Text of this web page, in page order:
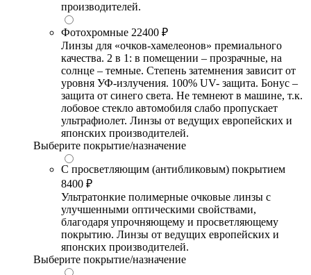
производителей.
Фотохромные 22400 ₽
Линзы для «очков-хамелеонов» премиального
качества. 2 в 1: в помещении – прозрачные, на
солнце – темные. Степень затемнения зависит от
уровня УФ-излучения. 100% UV- защита. Бонус –
защита от синего света. Не темнеют в машине, т.к.
лобовое стекло автомобиля слабо пропускает
ультрафиолет. Линзы от ведущих европейских и
японских производителей.
Выберите покрытие/назначение
С просветляющим (антибликовым) покрытием
8400 ₽
Ультратонкие полимерные очковые линзы с
улучшенными оптическими свойствами,
благодаря упрочняющему и просветляющему
покрытию. Линзы от ведущих европейских и
японских производителей.
Выберите покрытие/назначение